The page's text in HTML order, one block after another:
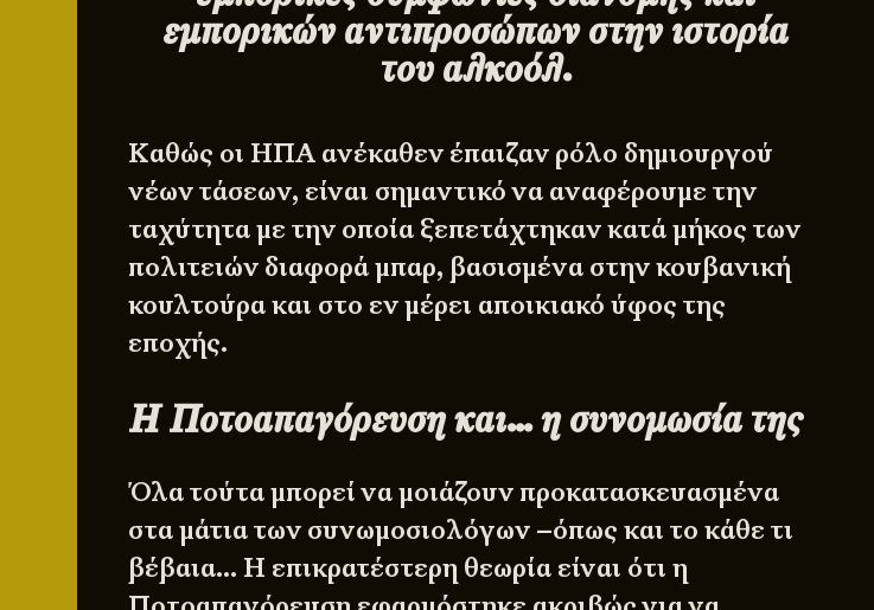
εμπορικών αντιπροσώπων στην ιστορία
του αλκοόλ.
Καθώς οι ΗΠΑ ανέκαθεν έπαιζαν ρόλο δημιουργού
νέων τάσεων, είναι σημαντικό να αναφέρουμε την
ταχύτητα με την οποία ξεπετάχτηκαν κατά μήκος των
πολιτειών διαφορά μπαρ, βασισμένα στην κουβανική
κουλτούρα και στο εν μέρει αποικιακό ύφος της
εποχής.
Η Ποτοαπαγόρευση και… η συνομωσία της
Όλα τούτα μπορεί να μοιάζουν προκατασκευασμένα
στα μάτια των συνωμοσιολόγων –όπως και το κάθε τι
βέβαια… Η επικρατέστερη θεωρία είναι ότι η